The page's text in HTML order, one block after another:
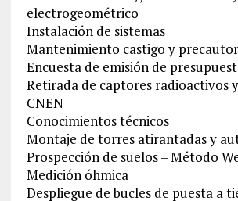
electrogeométrico
Instalación de sistemas
Mantenimiento castigo y
Encuesta de emisión de
Retirada de captores radioactivos
CNEN
Conocimientos técnicos
Montaje de torres atirantadas y
Prospección de suelos – Método
Medición óhmica
Despliegue de bucles de puesta a